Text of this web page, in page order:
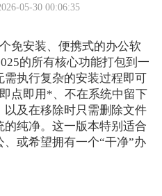
05-30 00:06:35
免安装、便携式的办公软
的所有核心功能打包到一
执行复杂的安装过程即可
点即用*、不在系统中留下
及在移除时只需删除文件
纯净。这一版本特别适合
或希望拥有一个“干净”办